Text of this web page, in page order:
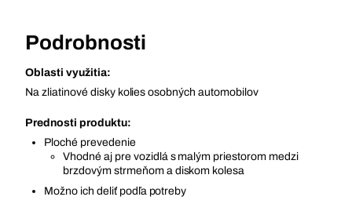
Podrobnosti
Oblasti využitia:
Na zliatinové disky kolies osobných automobilov
Prednosti produktu:
Ploché prevedenie
Vhodné aj pre vozidlá s malým priestorom medzi
brzdovým strmeňom a diskom kolesa
Možno ich deliť podľa potreby